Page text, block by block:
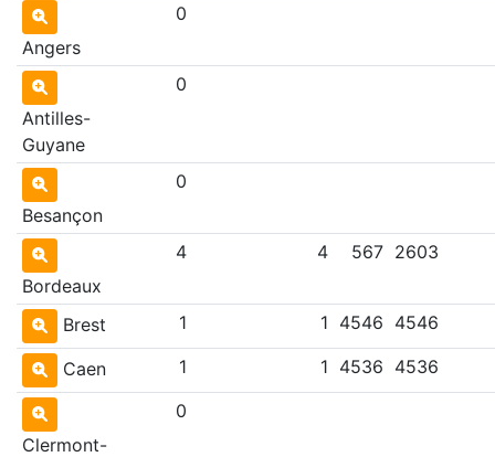
Angers
0
Antilles-
Guyane
0
Besançon
0
Bordeaux
4 4 567 2603
Brest 1 1 4546 4546
Caen 1 1 4536 4536
Clermont-
0